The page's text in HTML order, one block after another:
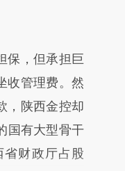
，但承担巨
收管理费。然
，陕西金控却
国有大型骨干
财政厅占股